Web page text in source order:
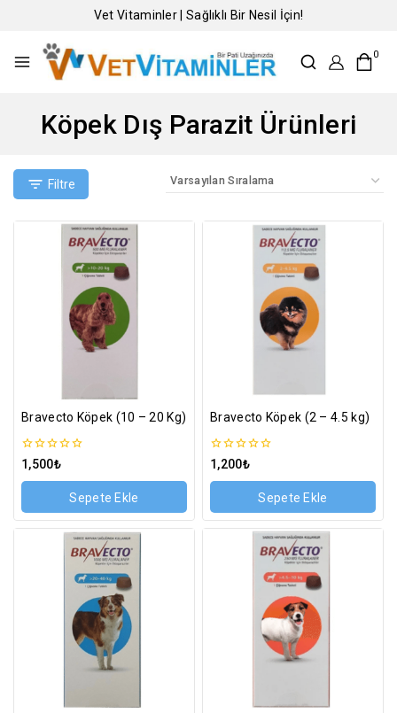
Vet Vitaminler | Sağlıklı Bir Nesil İçin!
0
Köpek Dış Parazit Ürünleri
Filtre
Bravecto Köpek (10 – 20 Kg)
0
üzerinden
1,500₺
Sepete Ekle
Bravecto Köpek (2 – 4.5 kg)
0
üzerinden
1,200₺
Sepete Ekle